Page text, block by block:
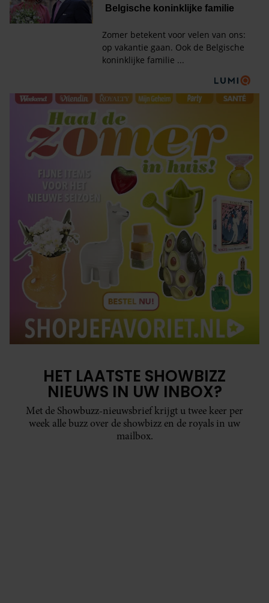
HET LAATSTE SHOWBIZZ
NIEUWS IN UW INBOX?
Met de Showbuzz-nieuwsbrief krijgt u twee keer per
week alle buzz over de showbizz en de royals in uw
mailbox.